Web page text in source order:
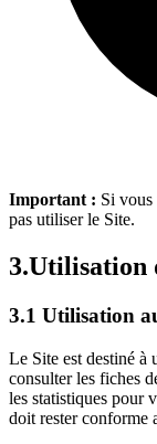
Important : Si vous
pas utiliser le Site.
3.Utilisation
3.1 Utilisation
Le Site est destiné à
consulter les fiches
les statistiques pour
doit rester conforme